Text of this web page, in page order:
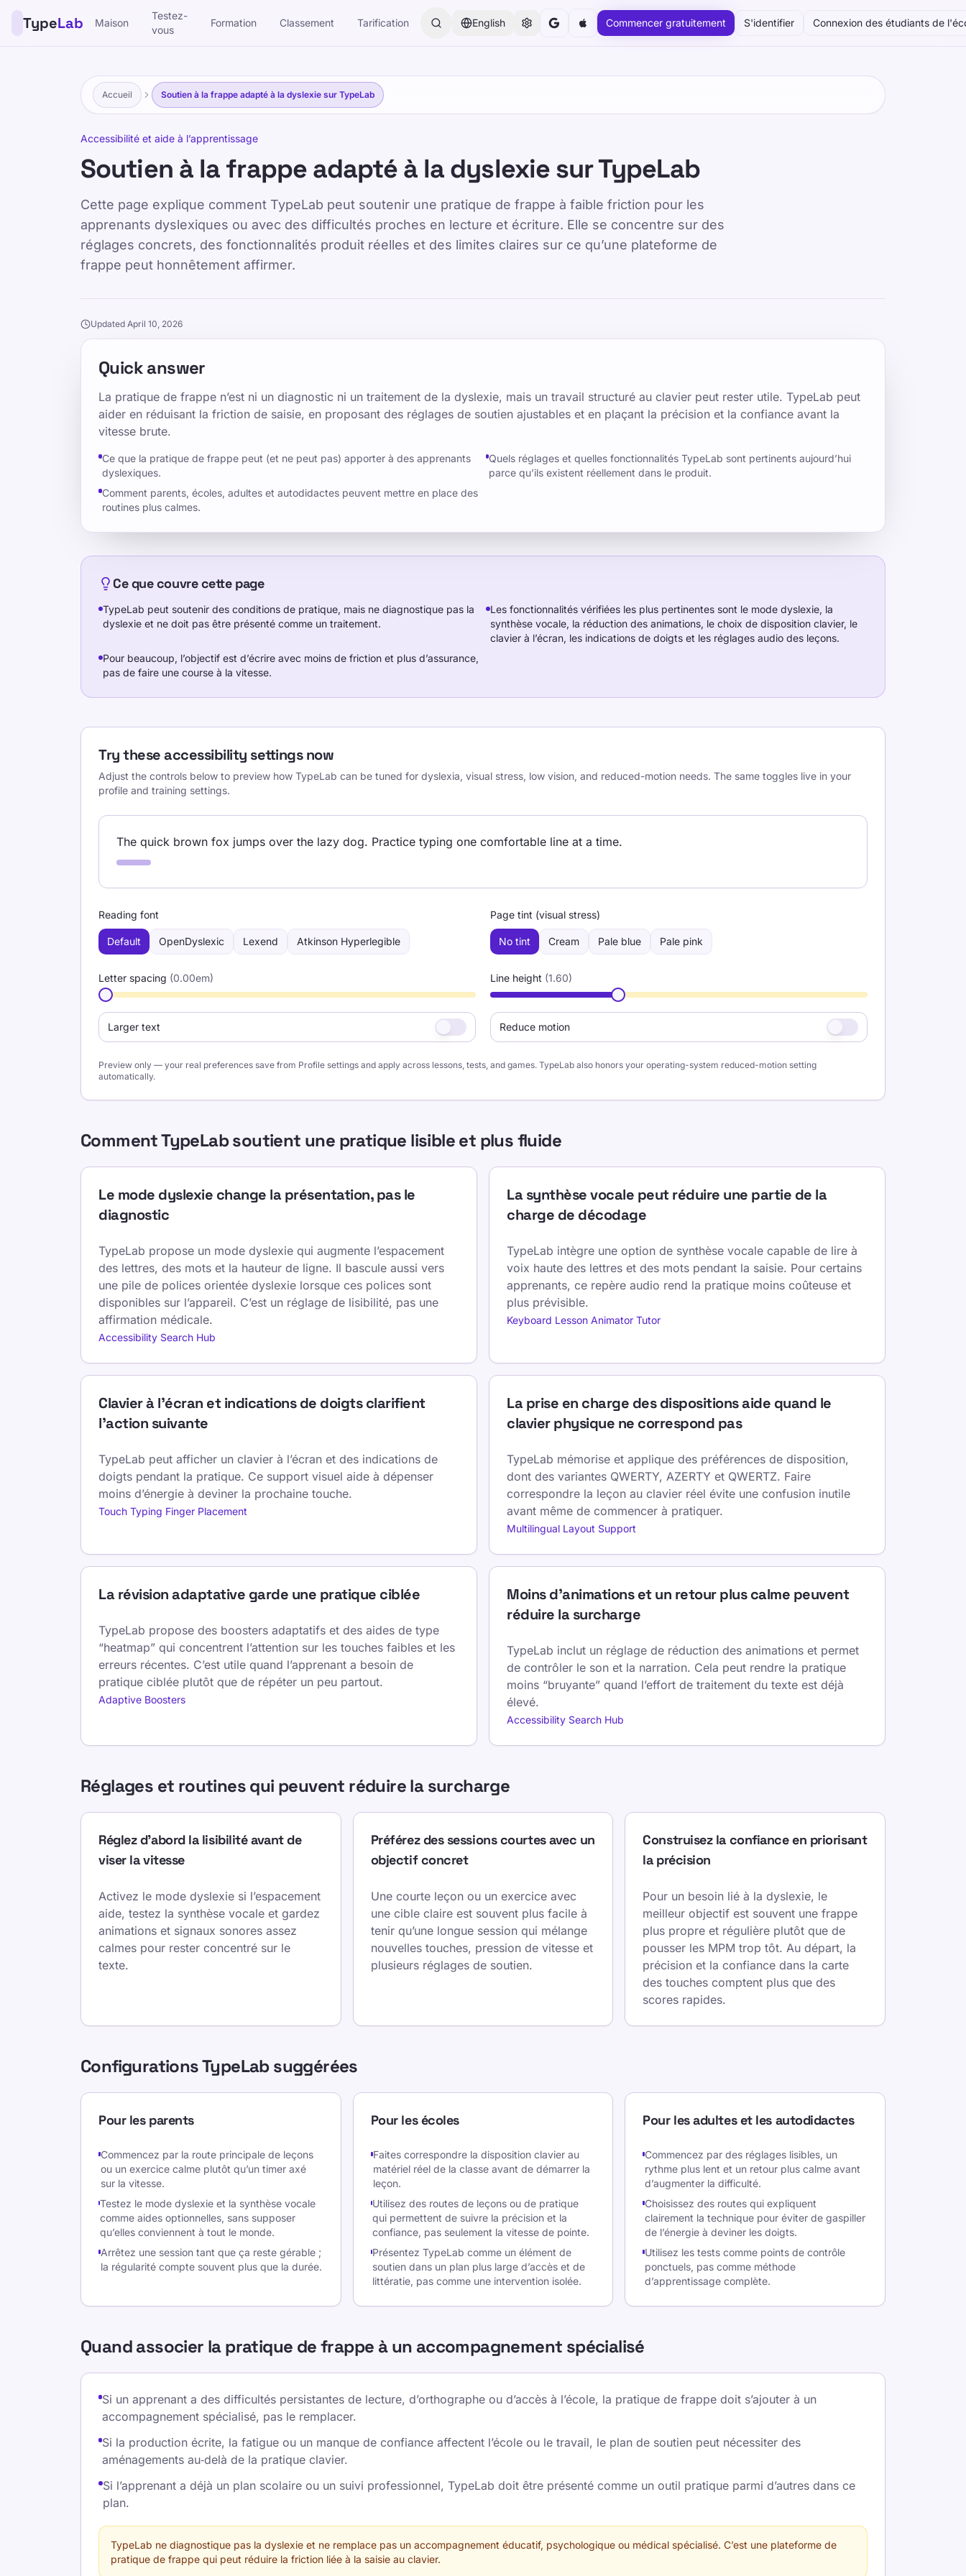
TypeLab Maison
Testez-
vous
Formation Classement Tarification English Commencer gratuitement S'identifier Connexion des étudiants de
Accueil Soutien à la frappe adapté à la dyslexie sur TypeLab
Accessibilité et aide à l’apprentissage
Soutien à la frappe adapté à la dyslexie sur TypeLab
Cette page explique comment TypeLab peut soutenir une pratique de frappe à faible friction pour les
apprenants dyslexiques ou avec des difficultés proches en lecture et écriture. Elle se concentre sur des
réglages concrets, des fonctionnalités produit réelles et des limites claires sur ce qu’une plateforme de
frappe peut honnêtement affirmer.
Updated April 10, 2026
Quick answer
La pratique de frappe n’est ni un diagnostic ni un traitement de la dyslexie, mais un travail structuré au clavier peut rester utile. TypeLab peut
aider en réduisant la friction de saisie, en proposant des réglages de soutien ajustables et en plaçant la précision et la confiance avant la
vitesse brute.
Ce que la pratique de frappe peut (et ne peut pas) apporter à des apprenants
dyslexiques.
Quels réglages et quelles fonctionnalités TypeLab sont pertinents aujourd’hui
parce qu’ils existent réellement dans le produit.
Comment parents, écoles, adultes et autodidactes peuvent mettre en place des
routines plus calmes.
Ce que couvre cette page
TypeLab peut soutenir des conditions de pratique, mais ne diagnostique pas la
dyslexie et ne doit pas être présenté comme un traitement.
Les fonctionnalités vérifiées les plus pertinentes sont le mode dyslexie, la
synthèse vocale, la réduction des animations, le choix de disposition clavier, le
clavier à l’écran, les indications de doigts et les réglages audio des leçons.
Pour beaucoup, l’objectif est d’écrire avec moins de friction et plus d’assurance,
pas de faire une course à la vitesse.
Try these accessibility settings now
Adjust the controls below to preview how TypeLab can be tuned for dyslexia, visual stress, low vision, and reduced-motion needs. The same toggles live in your
profile and training settings.
The quick brown fox jumps over the lazy dog. Practice typing one comfortable line at a time.
Reading font
Default OpenDyslexic Lexend Atkinson Hyperlegible
Page tint (visual stress)
No tint Cream Pale blue Pale pink
Letter spacing (0.00em) Line height (1.60)
Larger text Reduce motion
Preview only — your real preferences save from Profile settings and apply across lessons, tests, and games. TypeLab also honors your operating-system reduced-motion setting
automatically.
Comment TypeLab soutient une pratique lisible et plus fluide
Le mode dyslexie change la présentation, pas le
diagnostic
TypeLab propose un mode dyslexie qui augmente l’espacement
des lettres, des mots et la hauteur de ligne. Il bascule aussi vers
une pile de polices orientée dyslexie lorsque ces polices sont
disponibles sur l’appareil. C’est un réglage de lisibilité, pas une
affirmation médicale.
Accessibility Search Hub
La synthèse vocale peut réduire une partie de la
charge de décodage
TypeLab intègre une option de synthèse vocale capable de lire à
voix haute des lettres et des mots pendant la saisie. Pour certains
apprenants, ce repère audio rend la pratique moins coûteuse et
plus prévisible.
Keyboard Lesson Animator Tutor
Clavier à l’écran et indications de doigts clarifient
l’action suivante
TypeLab peut afficher un clavier à l’écran et des indications de
doigts pendant la pratique. Ce support visuel aide à dépenser
moins d’énergie à deviner la prochaine touche.
Touch Typing Finger Placement
La prise en charge des dispositions aide quand le
clavier physique ne correspond pas
TypeLab mémorise et applique des préférences de disposition,
dont des variantes QWERTY, AZERTY et QWERTZ. Faire
correspondre la leçon au clavier réel évite une confusion inutile
avant même de commencer à pratiquer.
Multilingual Layout Support
La révision adaptative garde une pratique ciblée
TypeLab propose des boosters adaptatifs et des aides de type
“heatmap” qui concentrent l’attention sur les touches faibles et les
erreurs récentes. C’est utile quand l’apprenant a besoin de
pratique ciblée plutôt que de répéter un peu partout.
Adaptive Boosters
Moins d’animations et un retour plus calme peuvent
réduire la surcharge
TypeLab inclut un réglage de réduction des animations et permet
de contrôler le son et la narration. Cela peut rendre la pratique
moins “bruyante” quand l’effort de traitement du texte est déjà
élevé.
Accessibility Search Hub
Réglages et routines qui peuvent réduire la surcharge
Réglez d’abord la lisibilité avant de
viser la vitesse
Activez le mode dyslexie si l’espacement
aide, testez la synthèse vocale et gardez
animations et signaux sonores assez
calmes pour rester concentré sur le
texte.
Préférez des sessions courtes avec un
objectif concret
Une courte leçon ou un exercice avec
une cible claire est souvent plus facile à
tenir qu’une longue session qui mélange
nouvelles touches, pression de vitesse et
plusieurs réglages de soutien.
Construisez la confiance en priorisant
la précision
Pour un besoin lié à la dyslexie, le
meilleur objectif est souvent une frappe
plus propre et régulière plutôt que de
pousser les MPM trop tôt. Au départ, la
précision et la confiance dans la carte
des touches comptent plus que des
scores rapides.
Configurations TypeLab suggérées
Pour les parents
Commencez par la route principale de leçons
ou un exercice calme plutôt qu’un timer axé
sur la vitesse.
Testez le mode dyslexie et la synthèse vocale
comme aides optionnelles, sans supposer
qu’elles conviennent à tout le monde.
Arrêtez une session tant que ça reste gérable ;
la régularité compte souvent plus que la durée.
Pour les écoles
Faites correspondre la disposition clavier au
matériel réel de la classe avant de démarrer la
leçon.
Utilisez des routes de leçons ou de pratique
qui permettent de suivre la précision et la
confiance, pas seulement la vitesse de pointe.
Présentez TypeLab comme un élément de
soutien dans un plan plus large d’accès et de
littératie, pas comme une intervention isolée.
Pour les adultes et les autodidactes
Commencez par des réglages lisibles, un
rythme plus lent et un retour plus calme avant
d’augmenter la difficulté.
Choisissez des routes qui expliquent
clairement la technique pour éviter de gaspiller
de l’énergie à deviner les doigts.
Utilisez les tests comme points de contrôle
ponctuels, pas comme méthode
d’apprentissage complète.
Quand associer la pratique de frappe à un accompagnement spécialisé
Si un apprenant a des difficultés persistantes de lecture, d’orthographe ou d’accès à l’école, la pratique de frappe doit s’ajouter à un
accompagnement spécialisé, pas le remplacer.
Si la production écrite, la fatigue ou un manque de confiance affectent l’école ou le travail, le plan de soutien peut nécessiter des
aménagements au‑delà de la pratique clavier.
Si l’apprenant a déjà un plan scolaire ou un suivi professionnel, TypeLab doit être présenté comme un outil pratique parmi d’autres dans ce
plan.
TypeLab ne diagnostique pas la dyslexie et ne remplace pas un accompagnement éducatif, psychologique ou médical spécialisé. C’est une plateforme de
pratique de frappe qui peut réduire la friction liée à la saisie au clavier.